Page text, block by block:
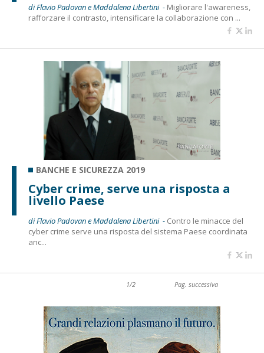
di Flavio Padovan e Maddalena Libertini - Migliorare l'awareness,
rafforzare il contrasto, intensificare la collaborazione con ...
BANCHE E SICUREZZA 2019
Cyber crime, serve una risposta a
livello Paese
di Flavio Padovan e Maddalena Libertini - Contro le minacce del
cyber crime serve una risposta del sistema Paese coordinata
anc...
1/2 Pag. successiva